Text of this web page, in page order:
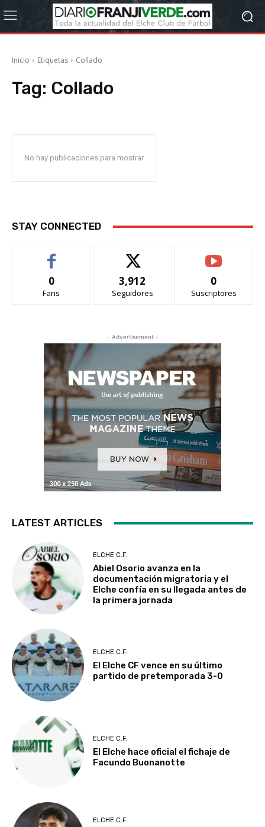
Inicio Etiquetas Collado
Tag: Collado
No hay publicaciones para mostrar
STAY CONNECTED
0
Fans
3,912
Seguidores
0
Suscriptores
- Advertisement -
LATEST ARTICLES
ELCHE C.F.
Abiel Osorio avanza en la
documentación migratoria y el
Elche confía en su llegada antes de
la primera jornada
ELCHE C.F.
El Elche CF vence en su último
partido de pretemporada 3-0
ELCHE C.F.
El Elche hace oficial el fichaje de
Facundo Buonanotte
ELCHE C.F.